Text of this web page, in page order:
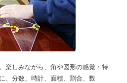
楽しみながら、角や図形の感覚・特
、分数、時計、面積、割合、数